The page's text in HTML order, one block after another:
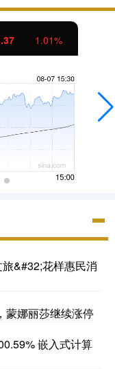
1.01%
旅&#32;花样惠民消
蒙娜丽莎继续涨停
嵌入式计算